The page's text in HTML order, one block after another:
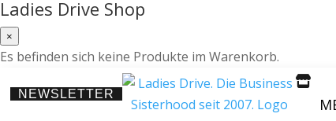
Ladies Drive Shop
×
Es befinden sich keine Produkte im Warenkorb.
NEWSLETTER
